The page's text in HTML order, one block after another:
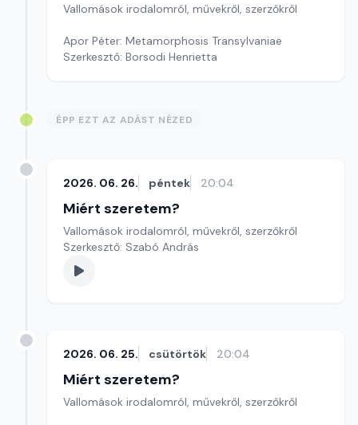
Vallomások irodalomról, művekről, szerzőkről
Apor Péter: Metamorphosis Transylvaniae
Szerkesztő: Borsodi Henrietta
ÉPP EZT AZ ADÁST NÉZED
2026. 06. 26. péntek 20:04
Miért szeretem?
Vallomások irodalomról, művekről, szerzőkről
Szerkesztő: Szabó András
2026. 06. 25. csütörtök 20:04
Miért szeretem?
Vallomások irodalomról, művekről, szerzőkről